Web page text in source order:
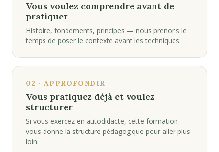
Vous voulez comprendre avant de
pratiquer
Histoire, fondements, principes — nous prenons le
temps de poser le contexte avant les techniques.
02 · APPROFONDIR
Vous pratiquez déjà et voulez
structurer
Si vous exercez en autodidacte, cette formation
vous donne la structure pédagogique pour aller plus
loin.